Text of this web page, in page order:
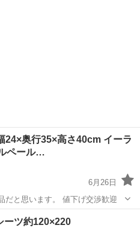
24×奥行35×高さ40cm イーラ
ペール…
6月26日
美品だと思います。 値下げ交渉歓迎
ーツ約120×220